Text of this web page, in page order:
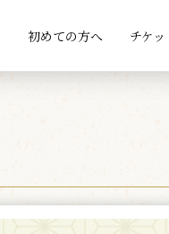
初めての方へ チケ